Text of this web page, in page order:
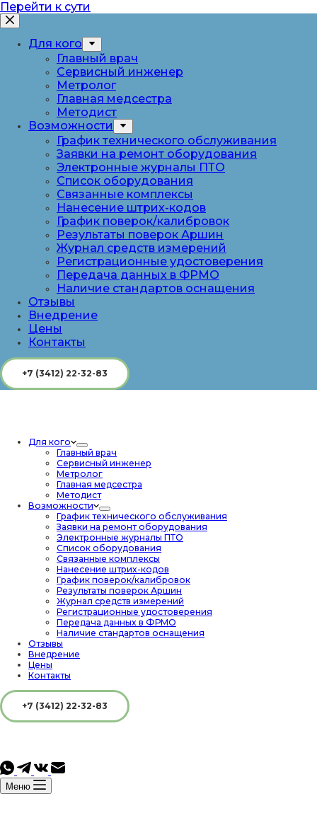
Перейти к сути
Для кого
Главный врач
Сервисный инженер
Метролог
Главная медсестра
Методист
Возможности
График технического обслуживания
Заявки на ремонт оборудования
Электронные журналы ПТО
Список оборудования
Связанные комплексы
Нанесение штрих-кодов
График поверок/калибровок
Результаты поверок Аршин
Журнал средств измерений
Регистрационные удостоверения
Передача данных в ФРМО
Наличие стандартов оснащения
Отзывы
Внедрение
Цены
Контакты
+7 (3412) 22-32-83
Для кого
Главный врач
Сервисный инженер
Метролог
Главная медсестра
Методист
Возможности
График технического обслуживания
Заявки на ремонт оборудования
Электронные журналы ПТО
Список оборудования
Связанные комплексы
Нанесение штрих-кодов
График поверок/калибровок
Результаты поверок Аршин
Журнал средств измерений
Регистрационные удостоверения
Передача данных в ФРМО
Наличие стандартов оснащения
Отзывы
Внедрение
Цены
Контакты
+7 (3412) 22-32-83
Меню